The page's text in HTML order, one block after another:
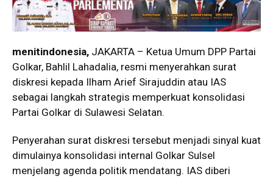
menitindonesia, JAKARTA – Ketua Umum DPP Partai
Golkar, Bahlil Lahadalia, resmi menyerahkan surat
diskresi kepada Ilham Arief Sirajuddin atau IAS
sebagai langkah strategis memperkuat konsolidasi
Partai Golkar di Sulawesi Selatan.
Penyerahan surat diskresi tersebut menjadi sinyal kuat
dimulainya konsolidasi internal Golkar Sulsel
menjelang agenda politik mendatang. IAS diberi